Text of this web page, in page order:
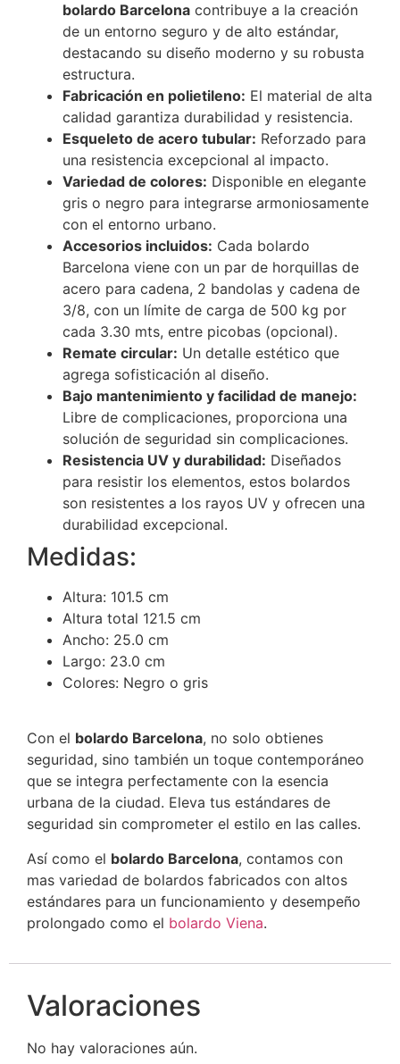
bolardo Barcelona contribuye a la creación
de un entorno seguro y de alto estándar,
destacando su diseño moderno y su robusta
estructura.
Fabricación en polietileno: El material de alta
calidad garantiza durabilidad y resistencia.
Esqueleto de acero tubular: Reforzado para
una resistencia excepcional al impacto.
Variedad de colores: Disponible en elegante
gris o negro para integrarse armoniosamente
con el entorno urbano.
Accesorios incluidos: Cada bolardo
Barcelona viene con un par de horquillas de
acero para cadena, 2 bandolas y cadena de
3/8, con un límite de carga de 500 kg por
cada 3.30 mts, entre picobas (opcional).
Remate circular: Un detalle estético que
agrega sofisticación al diseño.
Bajo mantenimiento y facilidad de manejo:
Libre de complicaciones, proporciona una
solución de seguridad sin complicaciones.
Resistencia UV y durabilidad: Diseñados
para resistir los elementos, estos bolardos
son resistentes a los rayos UV y ofrecen una
durabilidad excepcional.
Medidas:
Altura: 101.5 cm
Altura total 121.5 cm
Ancho: 25.0 cm
Largo: 23.0 cm
Colores: Negro o gris
Con el bolardo Barcelona, no solo obtienes
seguridad, sino también un toque contemporáneo
que se integra perfectamente con la esencia
urbana de la ciudad. Eleva tus estándares de
seguridad sin comprometer el estilo en las calles.
Así como el bolardo Barcelona, contamos con
mas variedad de bolardos fabricados con altos
estándares para un funcionamiento y desempeño
prolongado como el bolardo Viena.
Valoraciones
No hay valoraciones aún.